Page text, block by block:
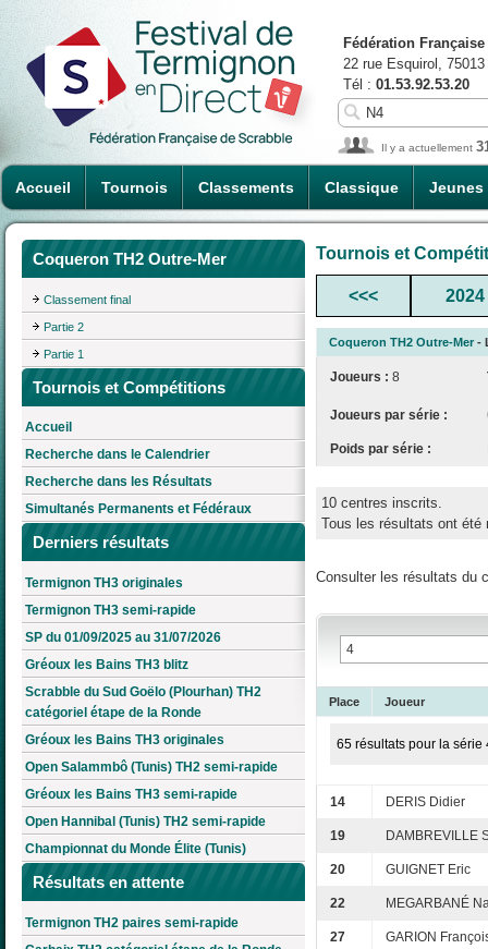
Accueil Tournois Classements Classique Jeunes
Fédération
22 rue Esquirol,
Tél : 01.53.92.53.20
Il y a actuellement
Coqueron TH2 Outre-Mer
Classement final
Partie 2
Partie 1
Tournois et Compétitions
Accueil
Recherche dans le Calendrier
Recherche dans les Résultats
Simultanés Permanents et Fédéraux
Derniers résultats
Termignon TH3 originales
Termignon TH3 semi-rapide
SP du 01/09/2025 au 31/07/2026
Gréoux les Bains TH3 blitz
Scrabble du Sud Goëlo (Plourhan) TH2
catégoriel étape de la Ronde
Gréoux les Bains TH3 originales
Open Salammbô (Tunis) TH2 semi-rapide
Gréoux les Bains TH3 semi-rapide
Open Hannibal (Tunis) TH2 semi-rapide
Championnat du Monde Élite (Tunis)
Résultats en attente
Termignon TH2 paires semi-rapide
Tournois et
<<< 2024
Coqueron TH2 Outre-Mer -
Joueurs : 8
Joueurs par série :
Poids par série :
10 centres inscrits.
Tous les résultats ont été
Consulter les résultats du
Place Joueur
65 résultats pour la série
14 DERIS Didier
19 DAMBREVILLE
20 GUIGNET Eric
22 MEGARBANÉ
27 GARION